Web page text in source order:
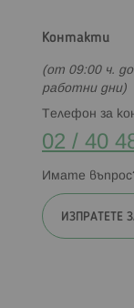
Контакти
(от 09:00 ч.
работни дни)
Телефон за
02 / 40
Имате
ИЗПРАТЕТЕ